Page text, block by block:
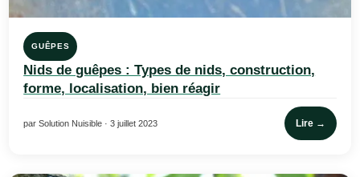
GUÊPES
Nids de guêpes : Types de nids, construction,
forme, localisation, bien réagir
par Solution Nuisible · 3 juillet 2023 Lire →